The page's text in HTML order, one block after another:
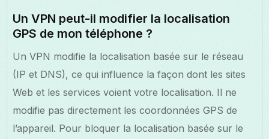
Un VPN peut-il modifier la localisation
GPS de mon téléphone ?
Un VPN modifie la localisation basée sur le réseau
(IP et DNS), ce qui influence la façon dont les sites
Web et les services voient votre localisation. Il ne
modifie pas directement les coordonnées GPS de
l’appareil. Pour bloquer la localisation basée sur le